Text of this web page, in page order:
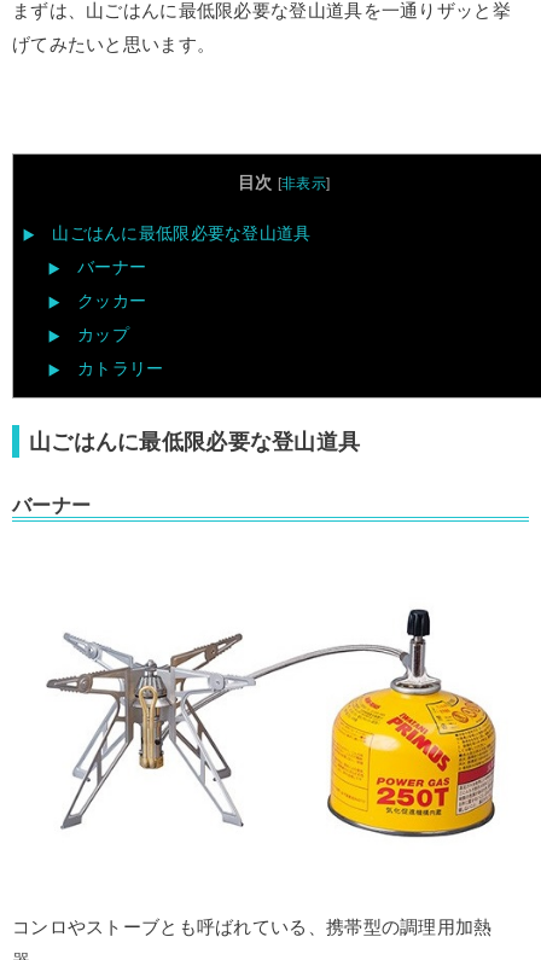
まずは、山ごはんに最低限必要な登山道具を一通りザッと挙
げてみたいと思います。
目次 [非表示]
山ごはんに最低限必要な登山道具
バーナー
クッカー
カップ
カトラリー
山ごはんに最低限必要な登山道具
バーナー
コンロやストーブとも呼ばれている、携帯型の調理用加熱